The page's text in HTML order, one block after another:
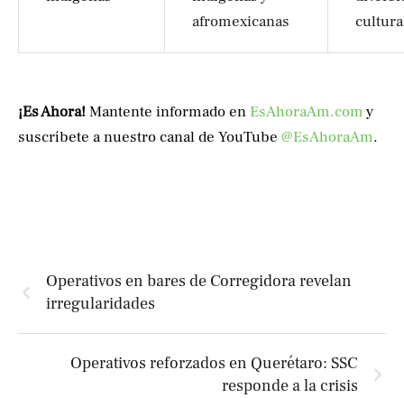
afromexicanas
¡Es Ahora! Mantente informado en EsAhoraAm.comy
suscríbete a nuestro canal de YouTube @EsAhoraAm.
Operativos en bares de Corregidora revelan
irregularidades
Operativos reforzados en Querétaro: SSC
responde a la crisis